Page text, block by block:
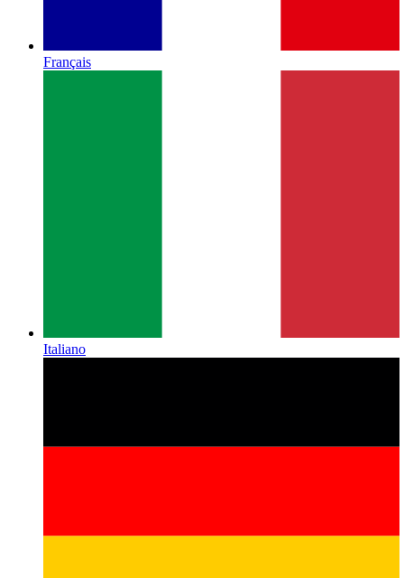
Français
Italiano